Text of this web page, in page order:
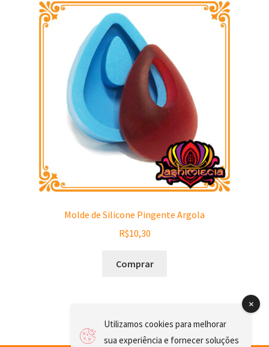
Molde de Silicone Pingente Argola
R$10,30
Comprar
Utilizamos cookies para melhorar
sua experiência e fornecer soluções